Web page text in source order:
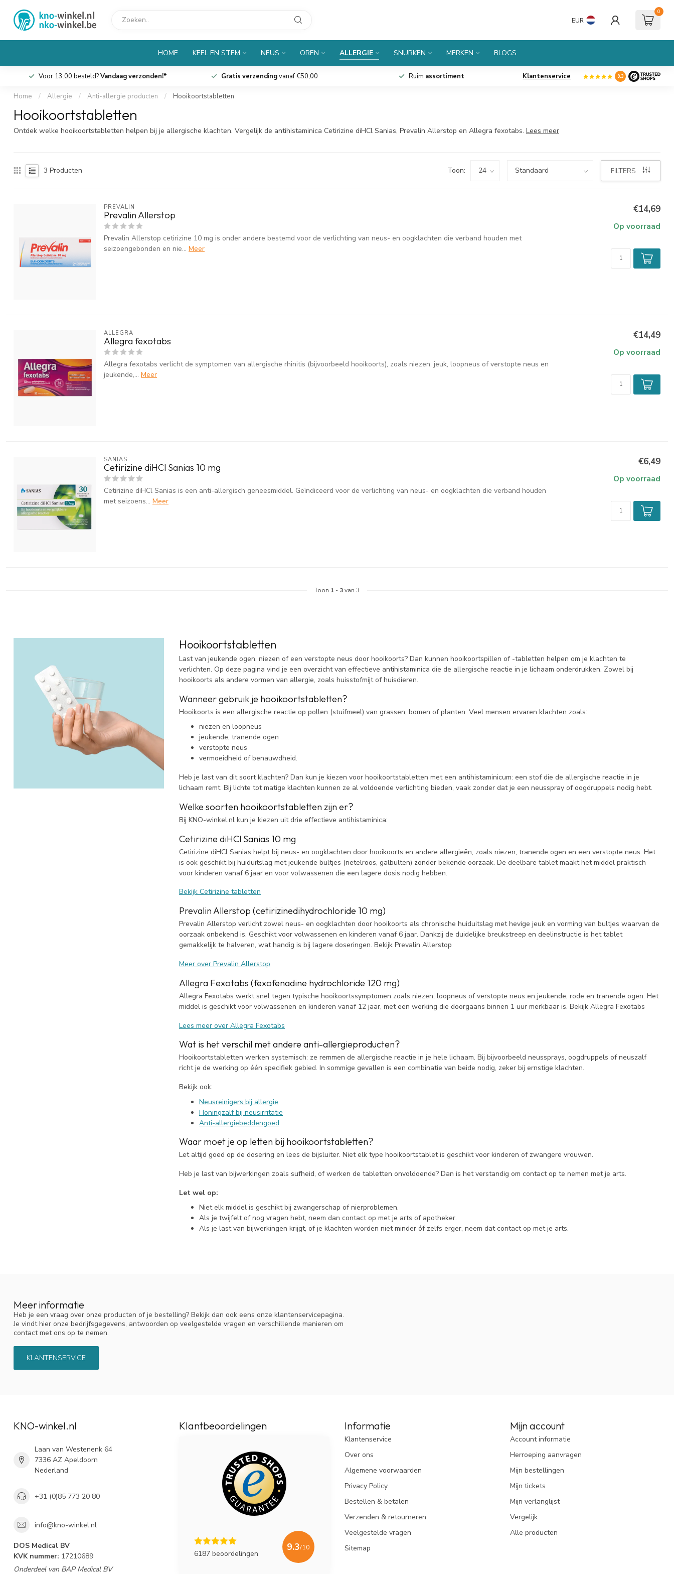
EUR
0
HOME KEEL EN STEM NEUS OREN ALLERGIE SNURKEN MERKEN BLOGS
Voor 13:00 besteld?Vandaag verzonden!* Gratis verzendingvanaf €50,00 Ruim assortiment Klantenservice 9.3
Home / Allergie / Anti-allergie producten / Hooikoortstabletten
Hooikoortstabletten
Ontdek welke hooikoortstabletten helpen bij je allergische klachten. Vergelijk de antihistaminica Cetirizine diHCl Sanias, Prevalin Allerstop en Allegra fexotabs. Lees meer
3 Producten Toon: FILTERS
PREVALIN
Prevalin Allerstop
Prevalin Allerstop cetirizine 10 mg is onder andere bestemd voor de verlichting van neus- en oogklachten die verband houden met
seizoengebonden en nie... Meer
€14,69
Op voorraad
ALLEGRA
Allegra fexotabs
Allegra fexotabs verlicht de symptomen van allergische rhinitis (bijvoorbeeld hooikoorts), zoals niezen, jeuk, loopneus of verstopte neus en
jeukende,... Meer
€14,49
Op voorraad
SANIAS
Cetirizine diHCl Sanias 10 mg
Cetirizine diHCl Sanias is een anti-allergisch geneesmiddel. Geïndiceerd voor de verlichting van neus- en oogklachten die verband houden
met seizoens... Meer
€6,49
Op voorraad
Toon 1 - 3van 3
Hooikoortstabletten
Last van jeukende ogen, niezen of een verstopte neus door hooikoorts? Dan kunnen hooikoortspillen of -tabletten helpen om je klachten te
verlichten. Op deze pagina vind je een overzicht van effectieve antihistaminica die de allergische reactie in je lichaam onderdrukken. Zowel bij
hooikoorts als andere vormen van allergie, zoals huisstofmijt of huisdieren.
Wanneer gebruik je hooikoortstabletten?
Hooikoorts is een allergische reactie op pollen (stuifmeel) van grassen, bomen of planten. Veel mensen ervaren klachten zoals:
niezen en loopneus
jeukende, tranende ogen
verstopte neus
vermoeidheid of benauwdheid.
Heb je last van dit soort klachten? Dan kun je kiezen voor hooikoortstabletten met een antihistaminicum: een stof die de allergische reactie in je
lichaam remt. Bij lichte tot matige klachten kunnen ze al voldoende verlichting bieden, vaak zonder dat je een neusspray of oogdruppels nodig hebt.
Welke soorten hooikoortstabletten zijn er?
Bij KNO-winkel.nl kun je kiezen uit drie effectieve antihistaminica:
Cetirizine diHCl Sanias 10 mg
Cetirizine diHCl Sanias helpt bij neus- en oogklachten door hooikoorts en andere allergieën, zoals niezen, tranende ogen en een verstopte neus. Het
is ook geschikt bij huiduitslag met jeukende bultjes (netelroos, galbulten) zonder bekende oorzaak. De deelbare tablet maakt het middel praktisch
voor kinderen vanaf 6 jaar en voor volwassenen die een lagere dosis nodig hebben.
Bekijk Cetirizine tabletten
Prevalin Allerstop (cetirizinedihydrochloride 10 mg)
Prevalin Allerstop verlicht zowel neus- en oogklachten door hooikoorts als chronische huiduitslag met hevige jeuk en vorming van bultjes waarvan de
oorzaak onbekend is. Geschikt voor volwassenen en kinderen vanaf 6 jaar. Dankzij de duidelijke breukstreep en deelinstructie is het tablet
gemakkelijk te halveren, wat handig is bij lagere doseringen. Bekijk Prevalin Allerstop
Meer over Prevalin Allerstop
Allegra Fexotabs (fexofenadine hydrochloride 120 mg)
Allegra Fexotabs werkt snel tegen typische hooikoortssymptomen zoals niezen, loopneus of verstopte neus en jeukende, rode en tranende ogen. Het
middel is geschikt voor volwassenen en kinderen vanaf 12 jaar, met een werking die doorgaans binnen 1 uur merkbaar is. Bekijk Allegra Fexotabs
Lees meer over Allegra Fexotabs
Wat is het verschil met andere anti-allergieproducten?
Hooikoortstabletten werken systemisch: ze remmen de allergische reactie in je hele lichaam. Bij bijvoorbeeld neussprays, oogdruppels of neuszalf
richt je de werking op één specifiek gebied. In sommige gevallen is een combinatie van beide nodig, zeker bij ernstige klachten.
Bekijk ook:
Neusreinigers bij allergie
Honingzalf bij neusirritatie
Anti-allergiebeddengoed
Waar moet je op letten bij hooikoortstabletten?
Let altijd goed op de dosering en lees de bijsluiter. Niet elk type hooikoortstablet is geschikt voor kinderen of zwangere vrouwen.
Heb je last van bijwerkingen zoals sufheid, of werken de tabletten onvoldoende? Dan is het verstandig om contact op te nemen met je arts.
Let wel op:
Niet elk middel is geschikt bij zwangerschap of nierproblemen.
Als je twijfelt of nog vragen hebt, neem dan contact op met je arts of apotheker.
Als je last van bijwerkingen krijgt, of je klachten worden niet minder óf zelfs erger, neem dat contact op met je arts.
Meer informatie
Heb je een vraag over onze producten of je bestelling? Bekijk dan ook eens onze klantenservicepagina.
Je vindt hier onze bedrijfsgegevens, antwoorden op veelgestelde vragen en verschillende manieren om
contact met ons op te nemen.
KLANTENSERVICE
KNO-winkel.nl
Laan van Westenenk 64
7336 AZ Apeldoorn
Nederland
+31 (0)85 773 20 80
info@kno-winkel.nl
DOS Medical BV
KVK nummer: 17210689
Onderdeel van BAP Medical BV
Klantbeoordelingen
6187 beoordelingen
9.3/10
Informatie
Klantenservice
Over ons
Algemene voorwaarden
Privacy Policy
Bestellen & betalen
Verzenden & retourneren
Veelgestelde vragen
Sitemap
Mijn account
Account informatie
Herroeping aanvragen
Mijn bestellingen
Mijn tickets
Mijn verlanglijst
Vergelijk
Alle producten